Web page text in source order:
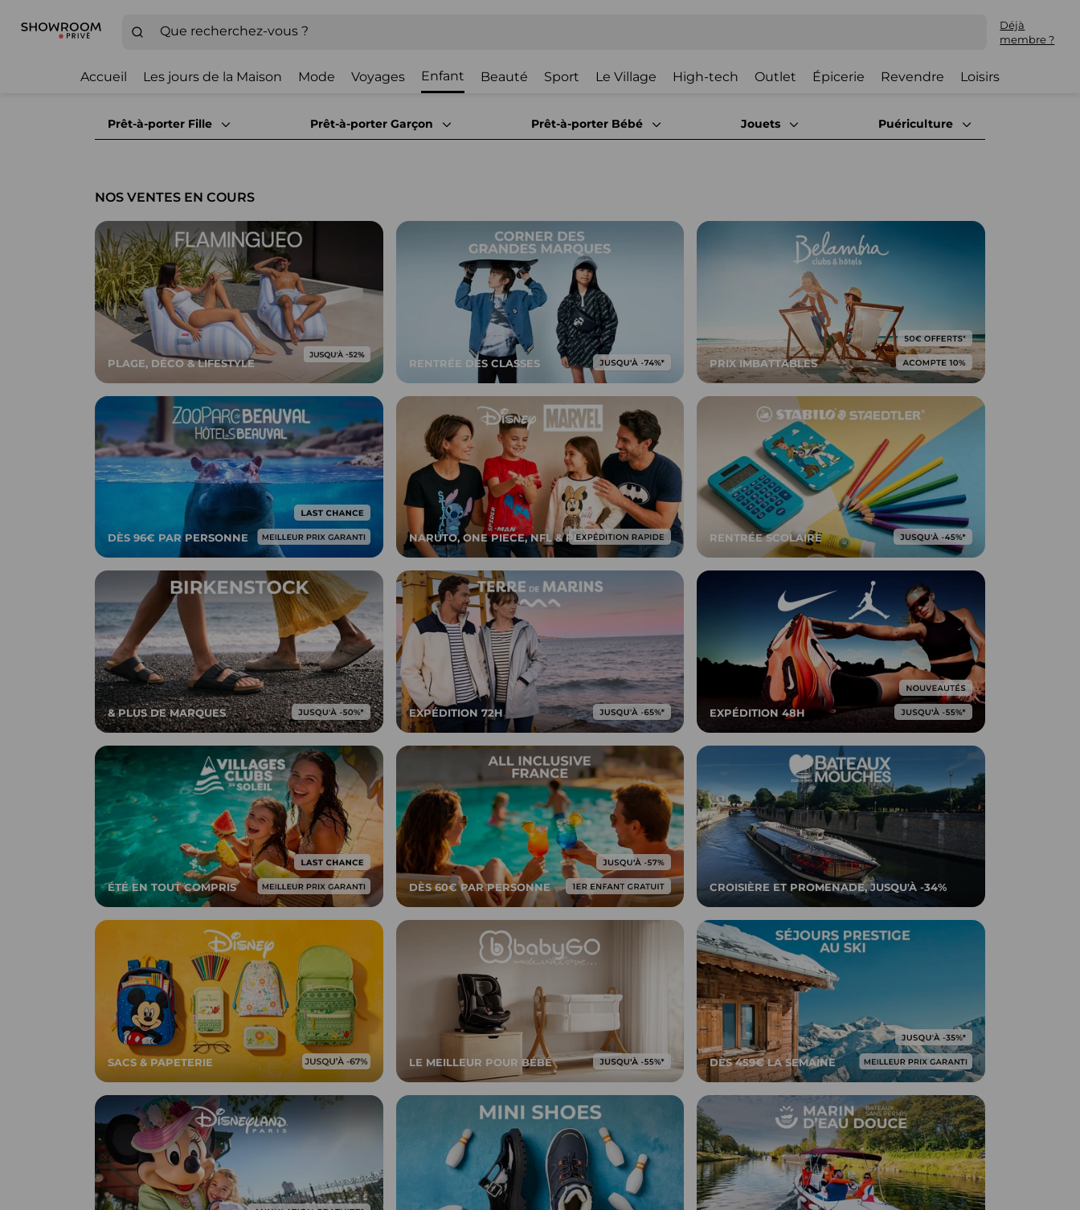
Déjà
membre ?
Accueil Les jours de la Maison Mode Voyages Enfant Beauté Sport Le Village High-tech Outlet Épicerie Revendre Loisirs
Prêt-à-porter Fille Prêt-à-porter Garçon Prêt-à-porter Bébé Jouets Puériculture
NOS VENTES EN COURS
PLAGE, DÉCO & LIFESTYLE RENTRÉE DES CLASSES PRIX IMBATTABLES
DÈS 96€ PAR PERSONNE NARUTO, ONE PIECE, NFL & PLUS RENTRÉE SCOLAIRE
& PLUS DE MARQUES EXPÉDITION 72H EXPÉDITION 48H
ÉTÉ EN TOUT COMPRIS DÈS 60€ PAR PERSONNE CROISIÈRE ET PROMENADE, JUSQU'À -34%
SACS & PAPETERIE LE MEILLEUR POUR BÉBÉ DÈS 459€ LA SEMAINE